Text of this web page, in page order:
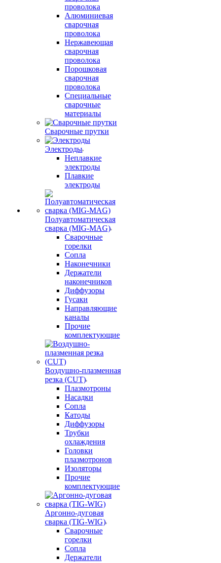
проволока
Алюминиевая
сварочная
проволока
Нержавеющая
сварочная
проволока
Порошковая
сварочная
проволока
Специальные
сварочные
материалы
Сварочные прутки
Электроды
Неплавкие
электроды
Плавкие
электроды
Полуавтоматическая
сварка (MIG-MAG)
Сварочные
горелки
Сопла
Наконечники
Держатели
наконечников
Диффузоры
Гусаки
Направляющие
каналы
Прочие
комплектующие
Воздушно-плазменная
резка (CUT)
Плазмотроны
Насадки
Сопла
Катоды
Диффузоры
Трубки
охлаждения
Головки
плазмотронов
Изоляторы
Прочие
комплектующие
Аргонно-дуговая
сварка (TIG-WIG)
Сварочные
горелки
Сопла
Держатели